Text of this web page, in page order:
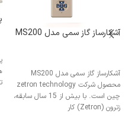
آشکارساز گاز سمی مدل MS200
آشکارساز گاز سمی مدل MS200
محصول شرکت zetron technology
چین است. با بیش از 15 سال سابقه،
زترون (Zetron) کار